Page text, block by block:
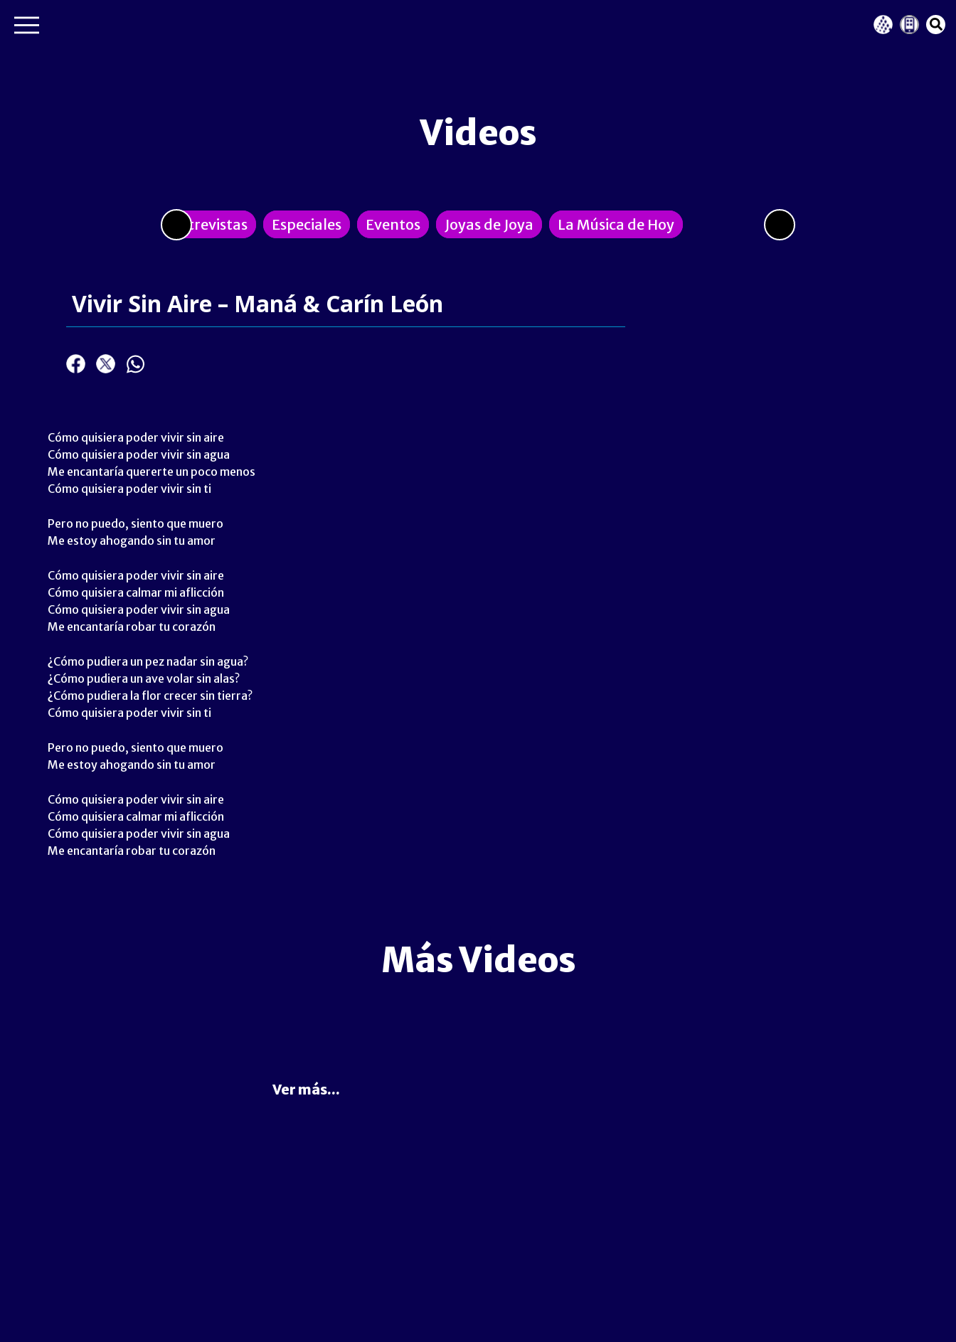
Videos
Entrevistas Especiales Eventos Joyas de Joya La Música de Hoy
Vivir Sin Aire – Maná & Carín León
Cómo quisiera poder vivir sin aire
Cómo quisiera poder vivir sin agua
Me encantaría quererte un poco menos
Cómo quisiera poder vivir sin ti
Pero no puedo, siento que muero
Me estoy ahogando sin tu amor
Cómo quisiera poder vivir sin aire
Cómo quisiera calmar mi aflicción
Cómo quisiera poder vivir sin agua
Me encantaría robar tu corazón
¿Cómo pudiera un pez nadar sin agua?
¿Cómo pudiera un ave volar sin alas?
¿Cómo pudiera la flor crecer sin tierra?
Cómo quisiera poder vivir sin ti
Pero no puedo, siento que muero
Me estoy ahogando sin tu amor
Cómo quisiera poder vivir sin aire
Cómo quisiera calmar mi aflicción
Cómo quisiera poder vivir sin agua
Me encantaría robar tu corazón
Más Videos
Ver más...